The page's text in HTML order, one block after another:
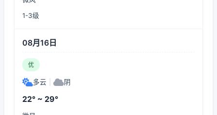
1-3级
08月16日
优
多云 阴
22° ~ 29°